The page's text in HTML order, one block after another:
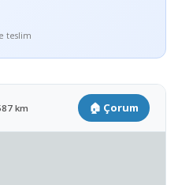
teslim
km 🏠 Çorum